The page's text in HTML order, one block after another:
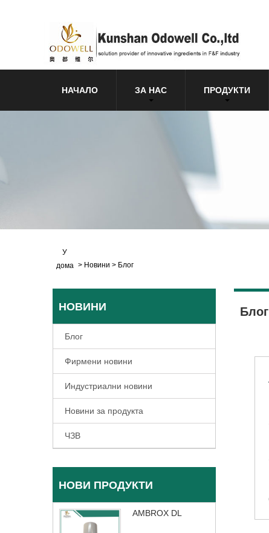
НАЧАЛО ЗА НАС ПРОДУКТИ
У
дома > Новини > Блог
НОВИНИ
Блог
Фирмени новини
Индустриални новини
Новини за продукта
ЧЗВ
НОВИ ПРОДУКТИ
AMBROX DL
Блог